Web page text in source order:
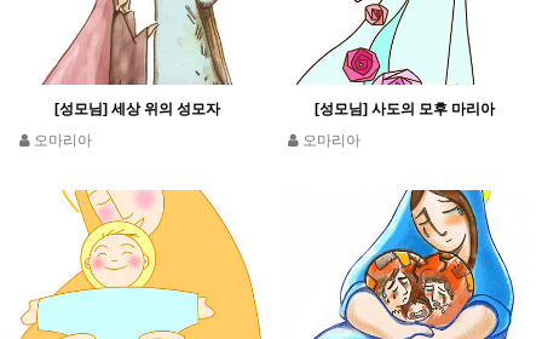
[성모님] 세상 위의 성모자
오마리아
[성모님] 사도의 모후 마리아
오마리아